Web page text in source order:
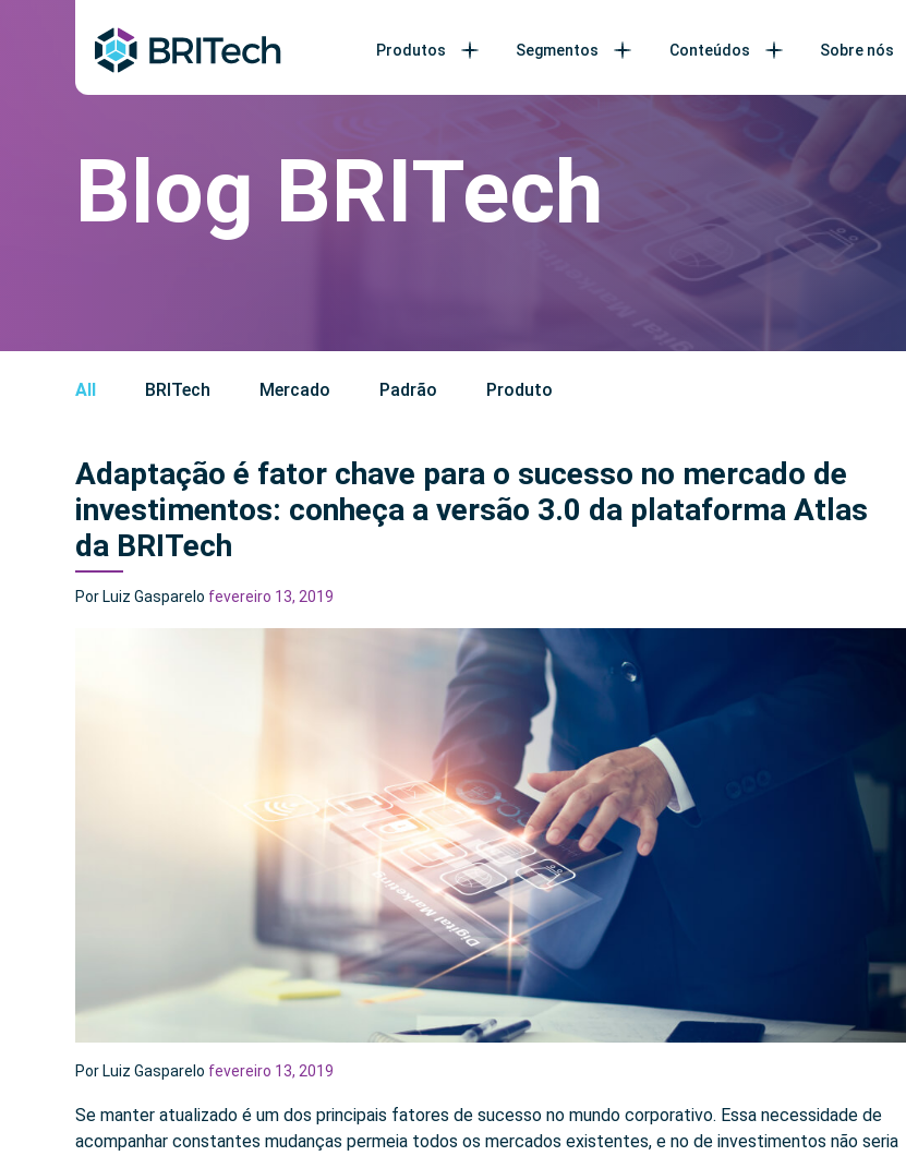
Produtos Segmentos Conteúdos Sobre nós
Blog BRITech
All BRITech Mercado Padrão Produto
Adaptação é fator chave para o sucesso no mercado de
investimentos: conheça a versão 3.0 da plataforma Atlas
da BRITech
Por Luiz Gasparelo fevereiro 13, 2019
Por Luiz Gasparelo fevereiro 13, 2019
Se manter atualizado é um dos principais fatores de sucesso no mundo corporativo. Essa necessidade de
acompanhar constantes mudanças permeia todos os mercados existentes, e no de investimentos não seria